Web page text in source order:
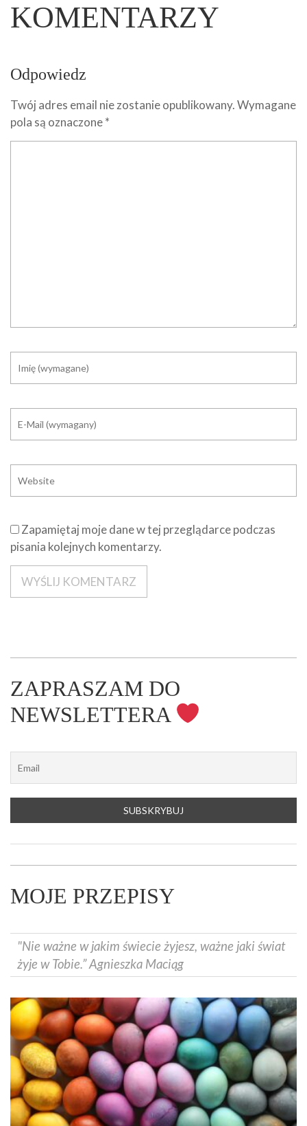
KOMENTARZY
Odpowiedz
Twój adres email nie zostanie opublikowany.Wymagane
pola są oznaczone*
Zapamiętaj moje dane w tej przeglądarce podczas
pisania kolejnych komentarzy.
ZAPRASZAM DO
NEWSLETTERA
MOJE PRZEPISY
"Nie ważne w jakim świecie żyjesz, ważne jaki świat
żyje w Tobie.” Agnieszka Maciąg